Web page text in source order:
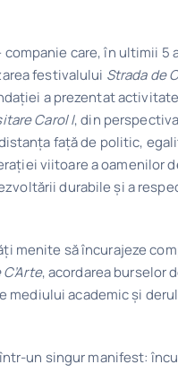
companie care, în ultimii 5
festivalului Strada de
a prezentat
Carol I, din
față de politic,
viitoare a oamenilor
durabile și a
menite să încurajeze
, acordarea burselor
academic și
un singur manifest: